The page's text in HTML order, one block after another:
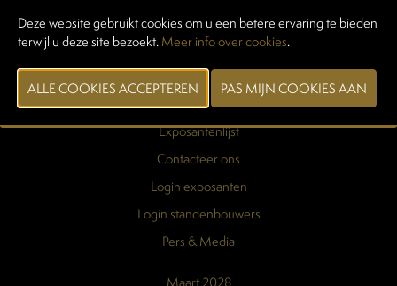
Praktische info
Exposantenlijst
Contacteer ons
Login exposanten
Login standenbouwers
Pers & Media
Maart 2028
Deze website gebruikt cookies om u een betere ervaring te bieden
terwijl u deze site bezoekt.Meer info over cookies.